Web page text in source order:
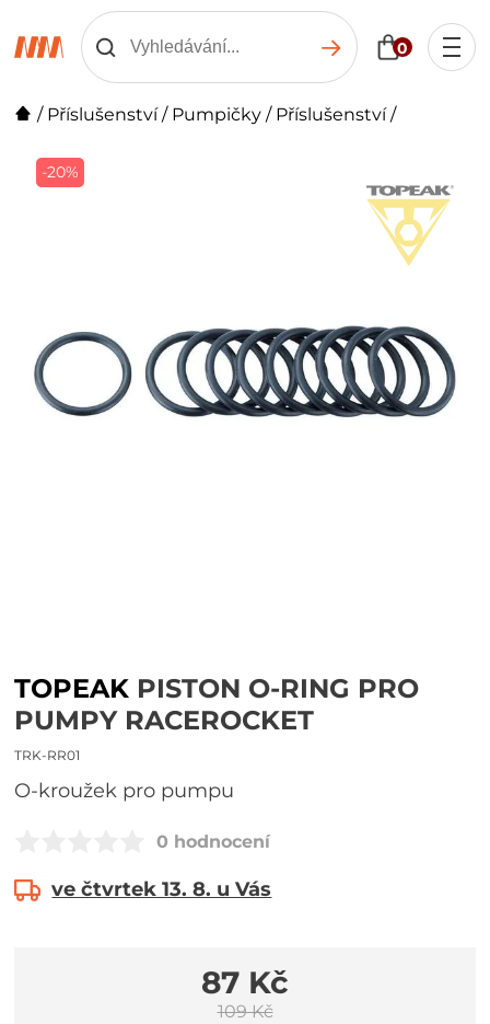
0
/ Příslušenství/ Pumpičky / Příslušenství/
-20%
TOPEAK PISTON O-RING PRO
PUMPY RACEROCKET
TRK-RR01
O-kroužek pro pumpu
0 hodnocení
ve čtvrtek 13. 8. u Vás
87 Kč
109 Kč